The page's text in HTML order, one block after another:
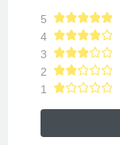
5
4
3
2
1